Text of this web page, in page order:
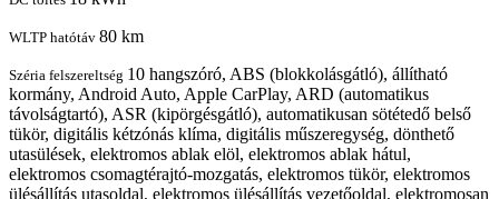
WLTP hatótáv 80 km
Széria felszereltség 10 hangszóró, ABS (blokkolásgátló), állítható
kormány, Android Auto, Apple CarPlay, ARD (automatikus
távolságtartó), ASR (kipörgésgátló), automatikusan sötétedő belső
tükör, digitális kétzónás klíma, digitális műszeregység, dönthető
utasülések, elektromos ablak elöl, elektromos ablak hátul,
elektromos csomagtérajtó-mozgatás, elektromos tükör, elektromos
ülésállítás utasoldal, elektromos ülésállítás vezetőoldal, elektromosan